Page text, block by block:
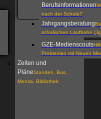
Berufsinformationen
nach der Schule?
Jahrgangsberatung
schulischen Laufbahn
GZE-Medienscouts
Problemen mit Neuen
Zeiten und
PläneStunden, Bus,
Mensa, Bibliothek